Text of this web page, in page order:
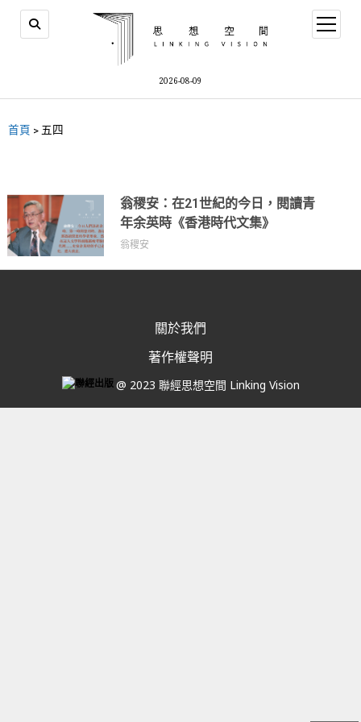
2026-08-09
首頁 > 五四
翁稷安：在21世紀的今日，閱讀青
年余英時《香港時代文集》
翁稷安
關於我們
著作權聲明
@ 2023 聯經思想空間 Linking Vision